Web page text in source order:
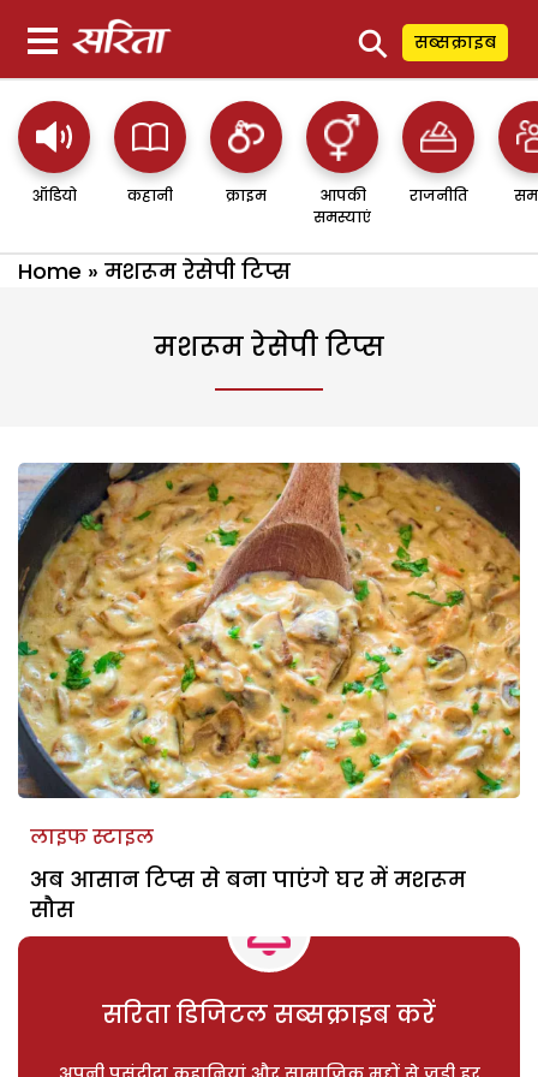
⚲ सब्सक्राइब
ऑडियो कहानी क्राइम
आपकी
समस्याएं
राजनीति
Home » मशरूम रेसेपी टिप्स
मशरूम रेसेपी टिप्स
लाइफ स्टाइल
अब आसान टिप्स से बना पाएंगे घर में मशरूम
सौस
सरिता डिजिटल सब्सक्राइब करें